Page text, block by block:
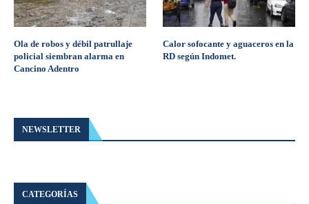
Ola de robos y débil patrullaje
policial siembran alarma en
Cancino Adentro
Calor sofocante y aguaceros en la
RD según Indomet.
NEWSLETTER
CATEGORÍAS